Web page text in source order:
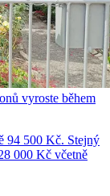
vyroste během
94 500 Kč. Stejný
000 Kč včetně